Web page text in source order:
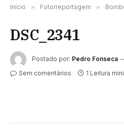
Início » Fotorreportagem » Bombeiros de
DSC_2341
Postado por: Pedro Fonseca
Sem comentários
1 Leitura